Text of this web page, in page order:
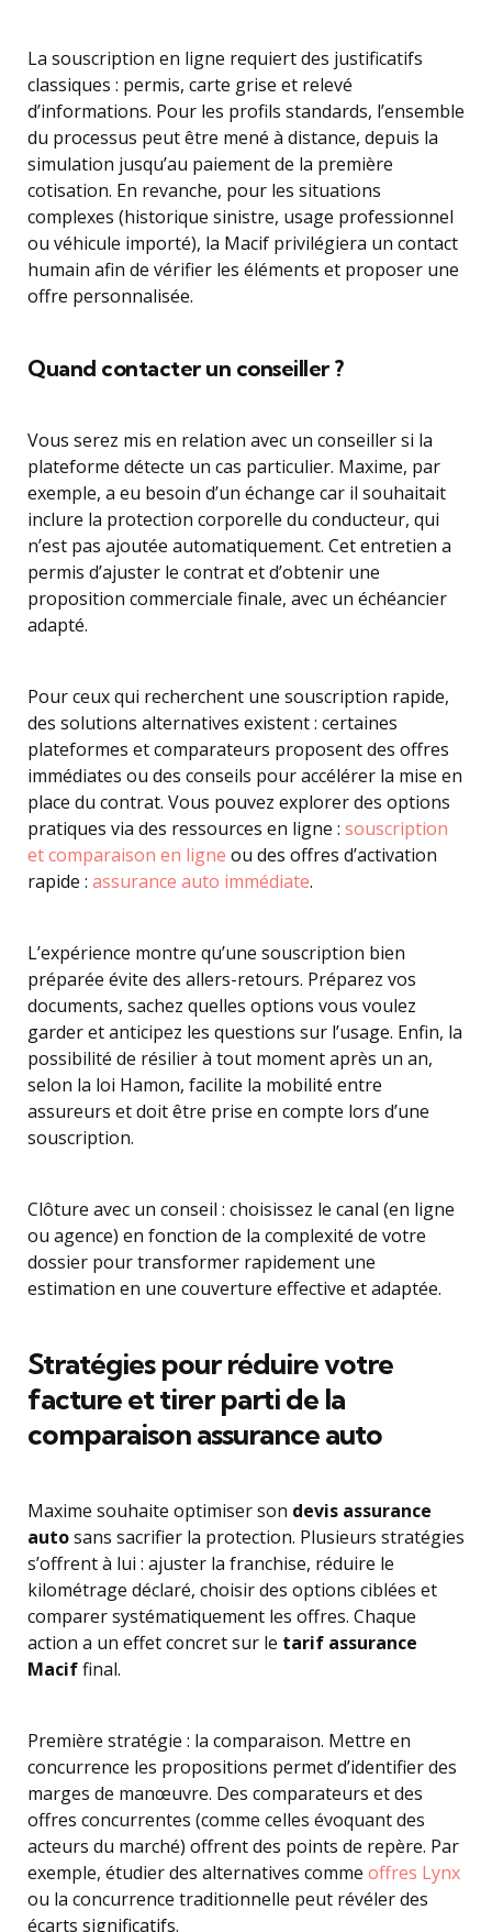
La souscription en ligne requiert des justificatifs
classiques : permis, carte grise et relevé
d’informations. Pour les profils standards, l’ensemble
du processus peut être mené à distance, depuis la
simulation jusqu’au paiement de la première
cotisation. En revanche, pour les situations
complexes (historique sinistre, usage professionnel
ou véhicule importé), la Macif privilégiera un contact
humain afin de vérifier les éléments et proposer une
offre personnalisée.
Quand contacter un conseiller ?
Vous serez mis en relation avec un conseiller si la
plateforme détecte un cas particulier. Maxime, par
exemple, a eu besoin d’un échange car il souhaitait
inclure la protection corporelle du conducteur, qui
n’est pas ajoutée automatiquement. Cet entretien a
permis d’ajuster le contrat et d’obtenir une
proposition commerciale finale, avec un échéancier
adapté.
Pour ceux qui recherchent une souscription rapide,
des solutions alternatives existent : certaines
plateformes et comparateurs proposent des offres
immédiates ou des conseils pour accélérer la mise en
place du contrat. Vous pouvez explorer des options
pratiques via des ressources en ligne : souscription
et comparaison en ligne ou des offres d’activation
rapide : assurance auto immédiate.
L’expérience montre qu’une souscription bien
préparée évite des allers-retours. Préparez vos
documents, sachez quelles options vous voulez
garder et anticipez les questions sur l’usage. Enfin, la
possibilité de résilier à tout moment après un an,
selon la loi Hamon, facilite la mobilité entre
assureurs et doit être prise en compte lors d’une
souscription.
Clôture avec un conseil : choisissez le canal (en ligne
ou agence) en fonction de la complexité de votre
dossier pour transformer rapidement une
estimation en une couverture effective et adaptée.
Stratégies pour réduire votre
facture et tirer parti de la
comparaison assurance auto
Maxime souhaite optimiser son devis assurance
autosans sacrifier la protection. Plusieurs stratégies
s’offrent à lui : ajuster la franchise, réduire le
kilométrage déclaré, choisir des options ciblées et
comparer systématiquement les offres. Chaque
action a un effet concret sur le tarif assurance
Maciffinal.
Première stratégie : la comparaison. Mettre en
concurrence les propositions permet d’identifier des
marges de manœuvre. Des comparateurs et des
offres concurrentes (comme celles évoquant des
acteurs du marché) offrent des points de repère. Par
exemple, étudier des alternatives comme offres Lynx
ou la concurrence traditionnelle peut révéler des
écarts significatifs.